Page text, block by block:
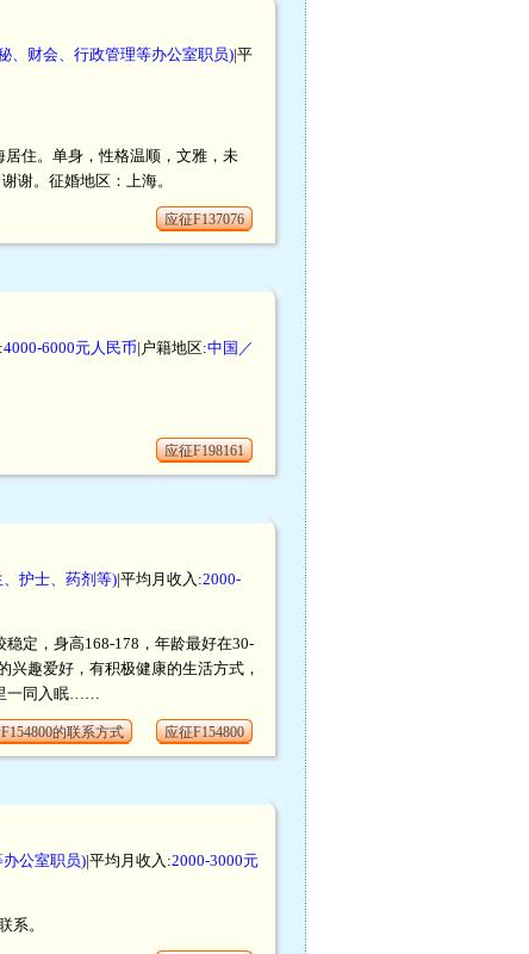
、财会、行政管理等办公室职员)|平
住。单身，性格温顺，文雅，未
谢。征婚地区：上海。
应征F137076
4000-6000元人民币|户籍地区:中国／
应征F198161
护士、药剂等)|平均月收入:2000-
定，身高168-178，年龄最好在30-
趣爱好，有积极健康的生活方式，
一同入眠……
的联系方式 应征F154800
公室职员)|平均月收入:2000-3000元
系。